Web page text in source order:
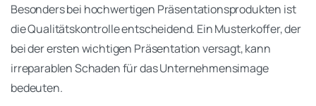
Besonders bei hochwertigen Präsentationsprodukten ist
die Qualitätskontrolle entscheidend. Ein Musterkoffer, der
bei der ersten wichtigen Präsentation versagt, kann
irreparablen Schaden für das Unternehmensimage
bedeuten.